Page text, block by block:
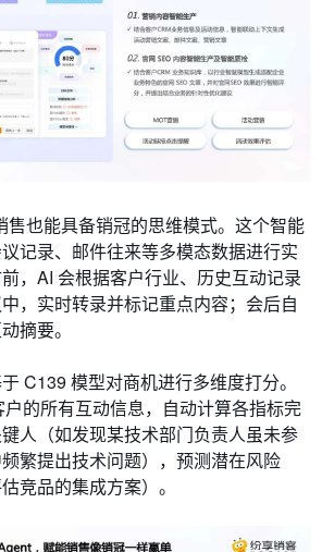
售也能具备销冠的思维模式。这个智能
记录、邮件往来等多模态数据进行实
，AI 会根据客户行业、历史互动记录
，实时转录并标记重点内容；会后自
摘要。
C139 模型对商机进行多维度打分。
的所有互动信息，自动计算各指标完
人（如发现某技术部门负责人虽未参
繁提出技术问题），预测潜在风险
竞品的集成方案）。